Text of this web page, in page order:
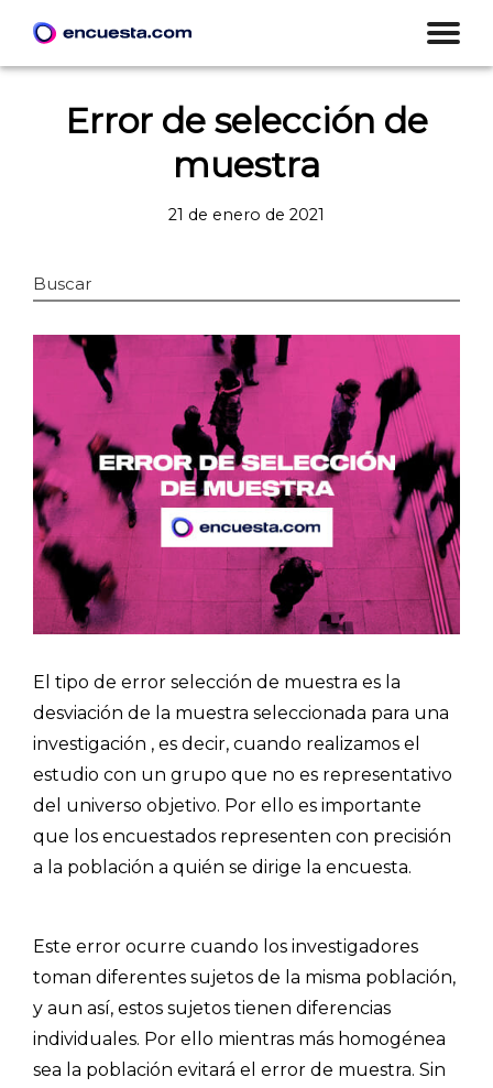
Error de selección de
muestra
21 de enero de 2021
Buscar
El tipo de error selección de muestra es la
desviación de la muestra seleccionada para una
investigación , es decir, cuando realizamos el
estudio con un grupo que no es representativo
del universo objetivo. Por ello es importante
que los encuestados representen con precisión
a la población a quién se dirige la encuesta.
Este error ocurre cuando los investigadores
toman diferentes sujetos de la misma población,
y aun así, estos sujetos tienen diferencias
individuales. Por ello mientras más homogénea
sea la población evitará el error de muestra. Sin